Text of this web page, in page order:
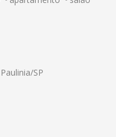
Paulinia/SP